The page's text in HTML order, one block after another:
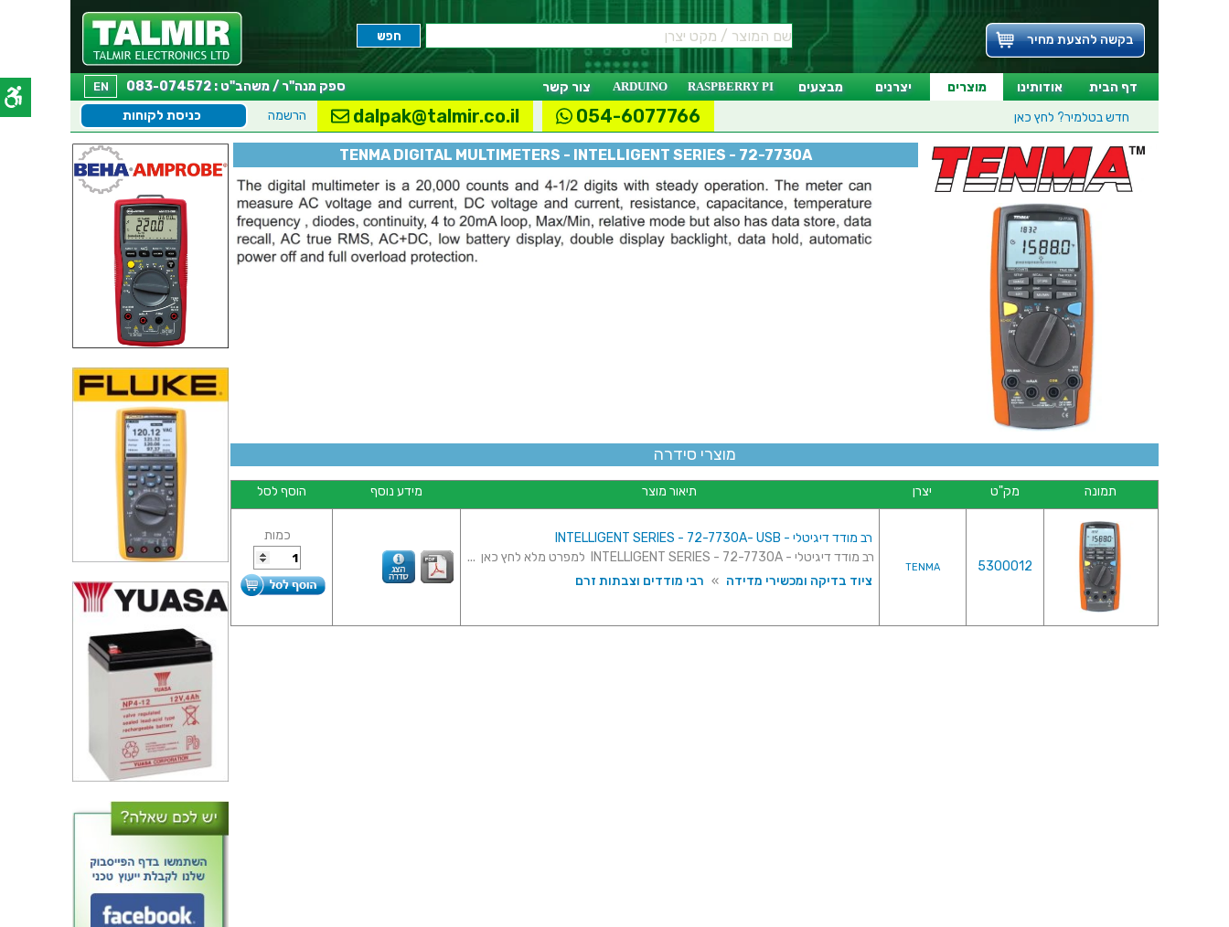
בקשה להצעת מחיר
דף הבית אודותינו מוצרים יצרנים מבצעים RASPBERRY PI
ARDUINO צור קשר EN
ספק מנה"ר / משהב"ט : 083-074572
חדש בטלמיר? לחץ כאן כניסת לקוחות הרשמה dalpak@talmir.co.il 054-6077766
TENMA DIGITAL MULTIMETERS - INTELLIGENT SERIES - 72-7730A
מוצרי סידרה
תמונה מק"ט יצרן תיאור מוצר מידע נוסף הוסף לסל
5300012
TENMA
רב מודד דיגיטלי - INTELLIGENT SERIES - 72-7730A- USB
רב מודד דיגיטלי - INTELLIGENT SERIES - 72-7730A למפרט מלא לחץ כאן ...
ציוד בדיקה ומכשירי מדידה » רבי מודדים וצבתות זרם
כמות